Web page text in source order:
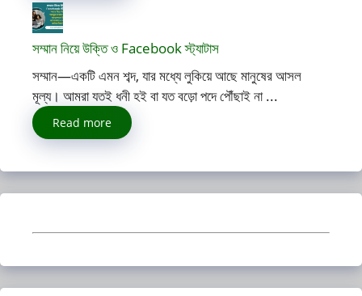
সম্মান নিয়ে উক্তি ও Facebook স্ট্যাটাস
সম্মান—একটি এমন শব্দ, যার মধ্যে লুকিয়ে আছে মানুষের আসল
মূল্য। আমরা যতই ধনী হই বা যত বড়ো পদে পৌঁছাই না ...
Read more